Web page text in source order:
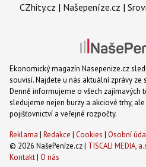
CZhity.cz | Našepeníze.cz |
Ekonomický magazín Nasepenize.cz
souvisí. Najdete u nás aktuální zprávy ze
Denně informujeme o všech zajímavých
sledujeme nejen burzy a akciové trhy,
pojišťovnictví a veřejné rozpočty.
Reklama | Redakce | Cookies | Osobní
© 2026 NašePeníze.cz | TISCALI MEDIA,
Kontakt| O nás